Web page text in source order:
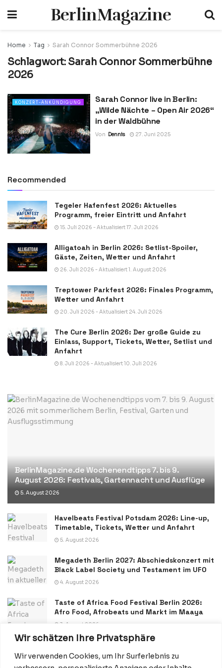
Wir schätzen Ihre Privatsphäre
Wir verwenden Cookies, um Ihr Surferlebnis zu
BerlinMagazine
Home Tag Sarah Connor Sommerbühne 2026
Schlagwort: Sarah Connor Sommerbühne
2026
KONZERT-ANKÜNDIGUNG
Sarah Connor live in Berlin:
„Wilde Nächte – Open Air 2026“
in der Waldbühne
Von Dennis 27. Juni 2025
Recommended
Tegeler Hafenfest 2026: Aktuelles
Programm, freier Eintritt und Anfahrt
15. Juli 2026 - Aktualisiert 17. Juli 2026
Alligatoah in Berlin 2026: Setlist-Spoiler,
Gäste, Zeiten, Wetter und Anfahrt
26. Juli 2026 - Aktualisiert 1. August 2026
Treptower Parkfest 2026: Finales Programm,
Wetter und Anfahrt
20. Juli 2026 - Aktualisiert 24. Juli 2026
The Cure Berlin 2026: Der große Guide zu
Einlass, Support, Tickets, Wetter, Setlist und
Anfahrt
8. Juli 2026 - Aktualisiert 10. Juli 2026
BerlinMagazine.de Wochenendtipps 7. bis 9.
August 2026: Festivals, Gartennacht und Ausflüge
5. August 2026
Havelbeats Festival Potsdam 2026: Line-up,
Timetable, Tickets, Wetter und Anfahrt
5. August 2026
Megadeth Berlin 2027: Abschiedskonzert mit
Black Label Society und Testament im UFO
4. August 2026
Taste of Africa Food Festival Berlin 2026:
Afro Food, Afrobeats und Markt im Maaya
3. August 2026